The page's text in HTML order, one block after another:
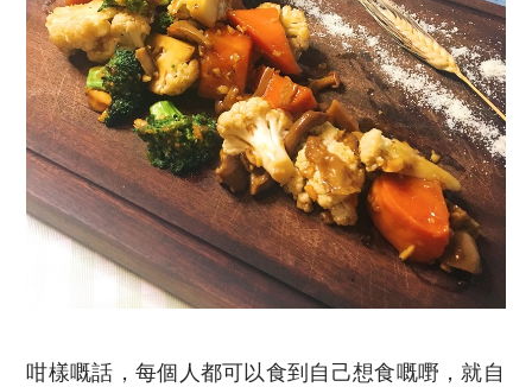
咁樣嘅話，每個人都可以食到自己想食嘅嘢，就自